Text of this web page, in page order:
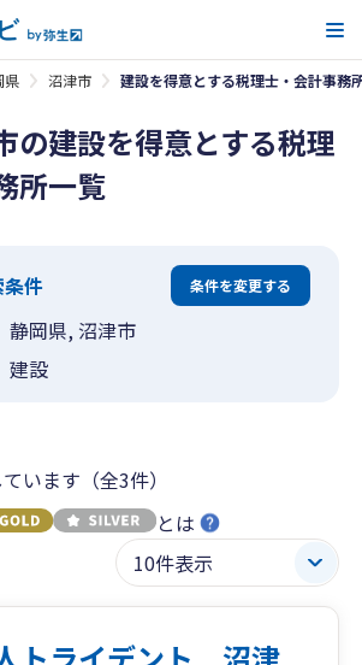
県 沼津市 建設を得意とする税理士・会計事務
の建設を得意とする税理
所一覧
件 条件を変更する
静岡県, 沼津市
建設
います（全3件）
とは